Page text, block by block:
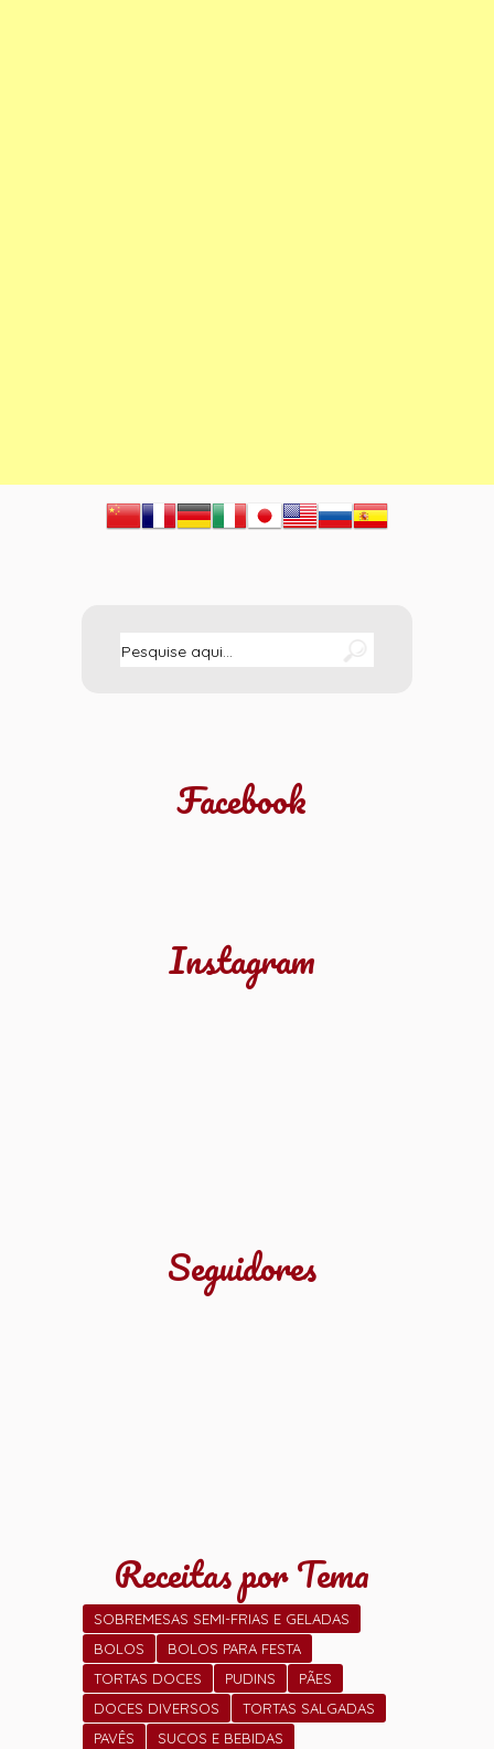
Facebook
Instagram
Seguidores
Receitas por Tema
SOBREMESAS SEMI-FRIAS E GELADAS
BOLOS
BOLOS PARA FESTA
TORTAS DOCES
PUDINS
PÃES
DOCES DIVERSOS
TORTAS SALGADAS
PAVÊS
SUCOS E BEBIDAS